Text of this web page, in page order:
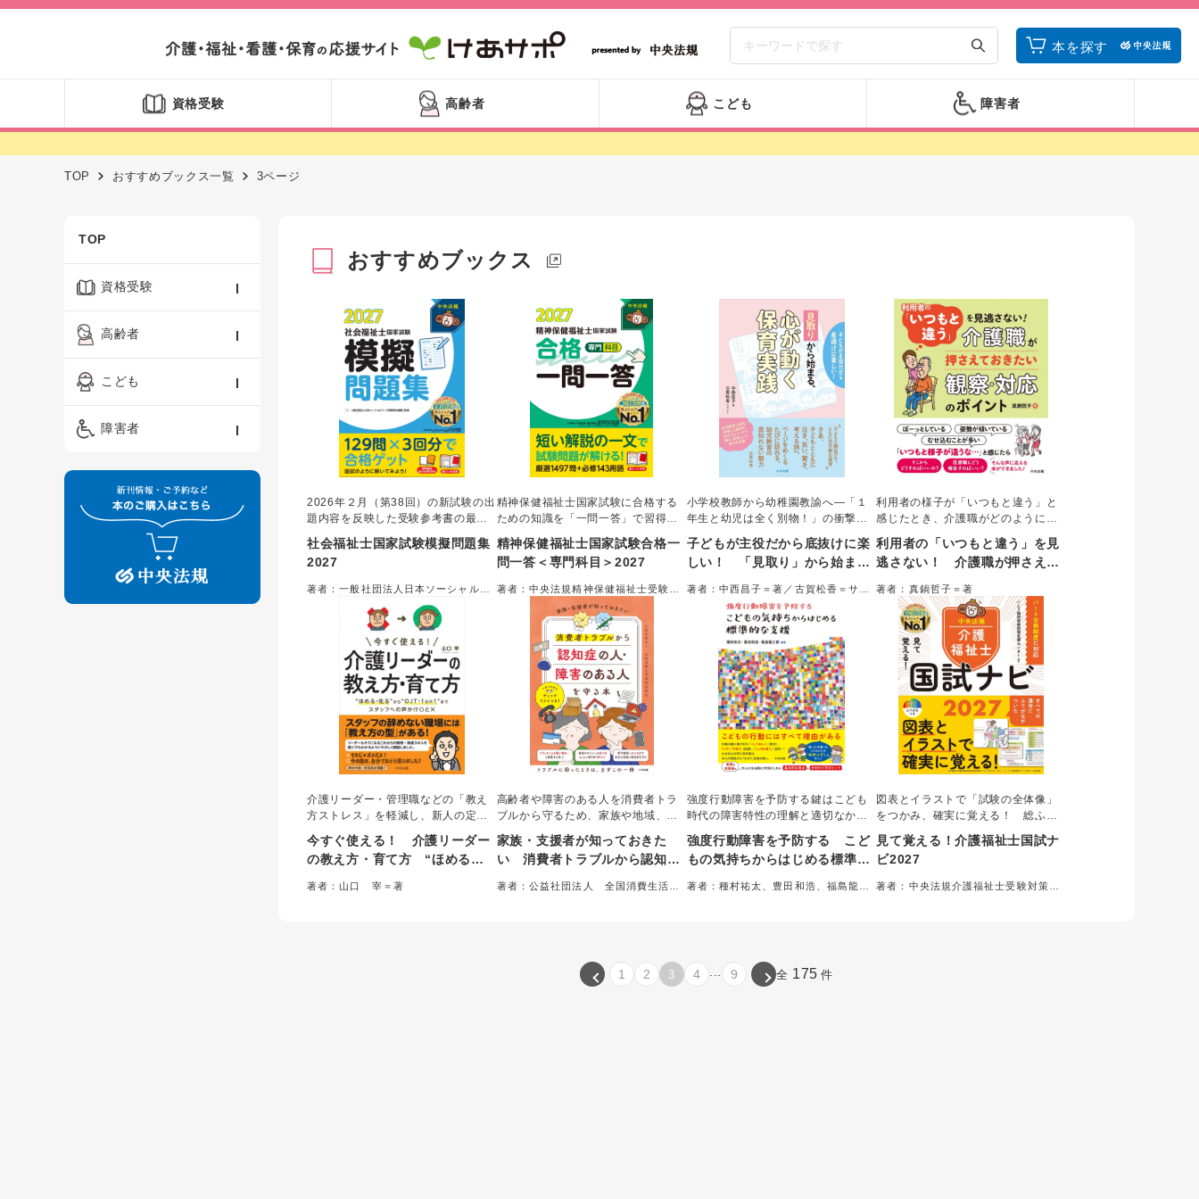
本を探す
資格受験 高齢者 こども 障害者
TOP おすすめブックス一覧 3ページ
TOP
資格受験
ケアマネジャー
精神保健福祉士
保育士
高齢者
認知症ケア・介護技術
ーシャルワーク
看護
制度
こども
保育・教育／発達障害
障害者
障害者支援・福祉
おすすめブックス
2026年２月（第38回）の新試験の出
題内容を反映した受験参考書の最新
版！
社会福祉士国家試験模擬問題集
2027
著者：一般社団法人日本ソーシャルワ
ーク教育学校連盟＝監修
精神保健福祉士国家試験に合格する
ための知識を「一問一答」で習得で
きる問題集
精神保健福祉士国家試験合格一
問一答＜専門科目＞2027
著者：中央法規精神保健福祉士受験対
小学校教師から幼稚園教諭へ―「１
年生と幼児は全く別物！」の衝撃が
導いたのは、「教える」から「子ど
もと横並びでともに学ぶ」への大転
換。幼児の溢れる生命力と好奇心に
真正面から向き合う現場から綴られ
まなざし」をアップデートする。
子どもが主役だから底抜けに楽
しい！ 「見取り」から始ま
著者：中西昌子＝著／古賀松香＝サポ
利用者の様子が「いつもと違う」と
感じたとき、介護職がどのように対
応すべきかを簡潔にまとめた本。観
察するポイント、原因と考えられる
病気や状態、介護職としての対応、
医療職に報告すること、具体的な報
告例を示す。
利用者の「いつもと違う」を見
逃さない！ 介護職が押さえて
著者：真鍋哲子＝著
介護リーダー・管理職などの「教え
方ストレス」を軽減し、新人の定着
と即戦力化を実現するための人材育
成実践ガイド。心理学と教育理論に
もとづいた具体的な「教え方の型」
を提示し、指導者が「報われる努
今すぐ使える！ 介護リーダー
の教え方・育て方 “ほめる・
叱る”から“ＯＪＴ・１ｏｎ
著者：山口 宰＝著
高齢者や障害のある人を消費者トラ
ブルから守るため、家族や地域、福
祉職の方に向けたガイドブック。被
害のサインへの「気づき」や、心に
寄り添う「声かけ」、専門機関への
「つなぎ」かたを、具体的な事例と
家族・支援者が知っておきた
い 消費者トラブルから認知症
著者：公益社団法人 全国消費生活相
強度行動障害を予防する鍵はこども
時代の障害特性の理解と適切なかか
わりにある。本書は福祉・教育現場
や家庭で実践に欠かせない知識や対
応方法をエピソードを交えて解説。
こどもの気持ちに寄り添い、生きづ
強度行動障害を予防する こど
もの気持ちからはじめる標準的
著者：種村祐太、豊田和浩、福島龍三
図表とイラストで「試験の全体像」
をつかみ、確実に覚える！ 総ふり
がな付き。
見て覚える！介護福祉士国試ナ
ビ2027
著者：中央法規介護福祉士受験対策研
1 2 3 4 9 全 175 件